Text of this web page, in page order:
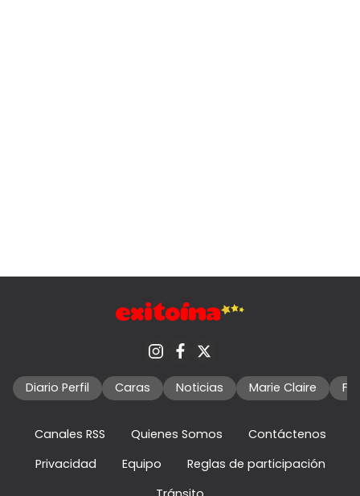
Diario Perfil Caras Noticias Marie Claire
Canales RSS Quienes Somos
Contáctenos
Privacidad
Equipo
Reglas de participación